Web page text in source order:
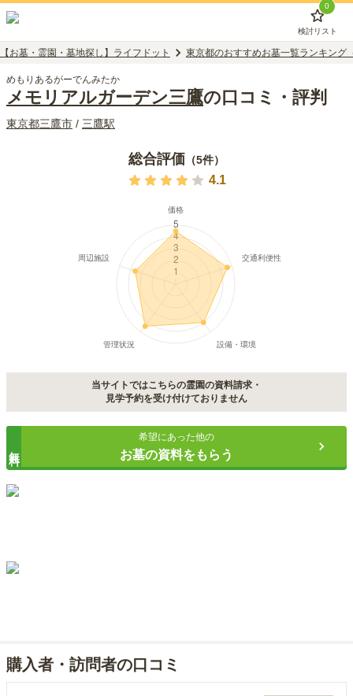
0
検討リスト
【お墓・霊園・墓地探し】ライフドット 東京都のおすすめお墓一覧ランキング
めもりあるがーでんみたか
メモリアルガーデン三鷹の口コミ・評判
東京都三鷹市 / 三鷹駅
総合評価 （5件）
4.1
当サイトではこちらの霊園の資料請求・
見学予約を受け付けておりません
希望にあった他の
お墓の資料をもらう
購入者・訪問者の口コミ